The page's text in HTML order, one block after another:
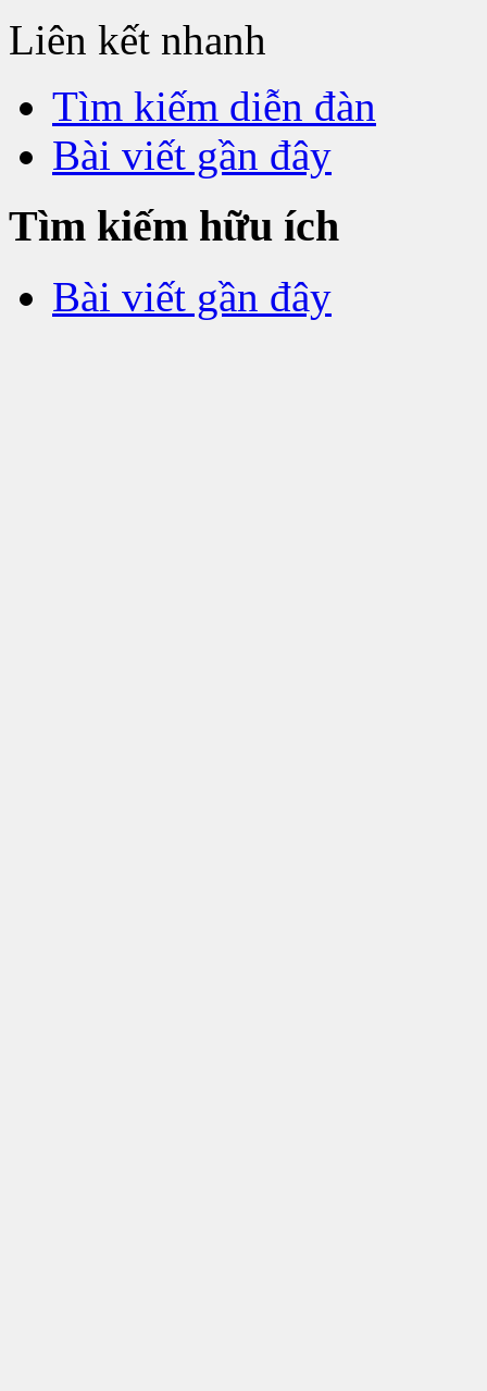
Liên kết nhanh
Tìm kiếm diễn đàn
Bài viết gần đây
Tìm kiếm hữu ích
Bài viết gần đây